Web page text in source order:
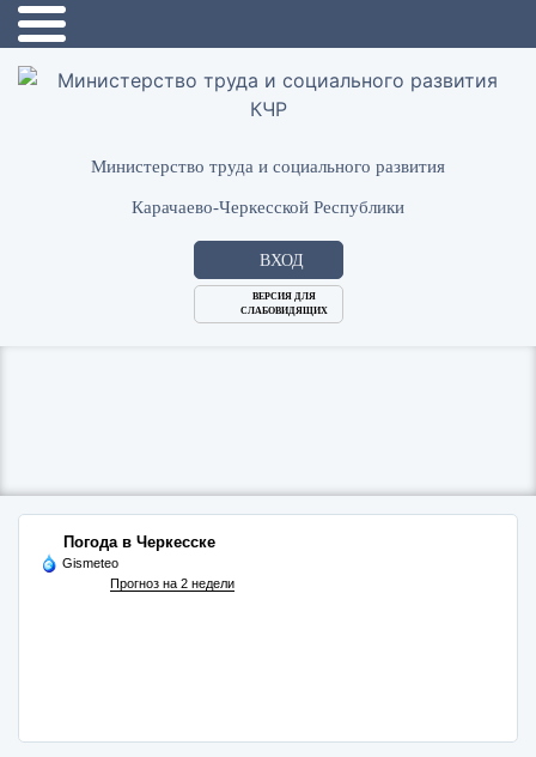
Министерство труда и социального развития
Карачаево-Черкесской Республики
ВХОД
ВЕРСИЯ ДЛЯ
СЛАБОВИДЯЩИХ
Погода в Черкесске
Gismeteo
Прогноз на 2 недели